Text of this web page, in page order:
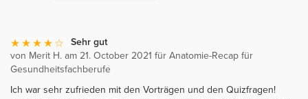
Sehr gut
von Merit H. am 21. October 2021 für Anatomie-Recap für
Gesundheitsfachberufe
Ich war sehr zufrieden mit den Vorträgen und den Quizfragen!